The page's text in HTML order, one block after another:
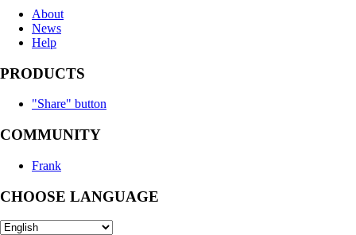
About
News
Help
PRODUCTS
"Share" button
COMMUNITY
Frank
CHOOSE LANGUAGE